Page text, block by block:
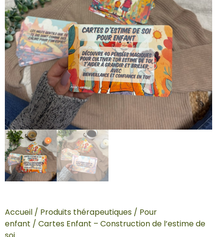
Accueil / Produits thérapeutiques / Pour
enfant / Cartes Enfant – Construction de l’estime de